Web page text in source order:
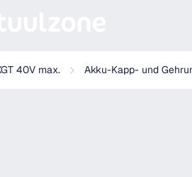
40V max. Akku-Kapp- und
LS002GZ01